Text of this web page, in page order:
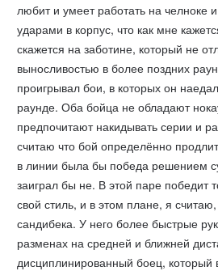
любит и умеет работать на челноке
ударами в корпус, что как мне
скажется на заботине, который не
выносливостью в более поздних
проигрывал бои, в которых он
раунде. Оба бойца не обладают
предпочитают накидывать серии и
считаю что бой определённо
в линии была бы победа решением
заиграл бы не. В этой паре победит
свой стиль, и в этом плане, я
сандибека. У него более быстрые
разменах на средней и ближней
дисциплинированный боец,